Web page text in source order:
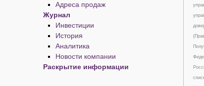
Адреса продаж
Журнал
Инвестиции
История
Аналитика
Новости компании
Раскрытие информации